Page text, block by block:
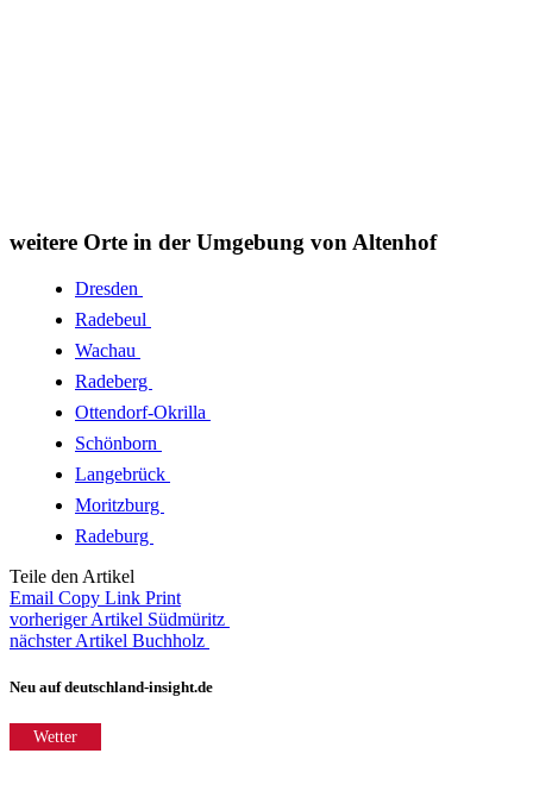
weitere Orte in der Umgebung von Altenhof
Dresden
Radebeul
Wachau
Radeberg
Ottendorf-Okrilla
Schönborn
Langebrück
Moritzburg
Radeburg
Teile den Artikel
Email Copy Link Print
vorheriger Artikel Südmüritz
nächster Artikel Buchholz
Neu auf deutschland-insight.de
Wetter